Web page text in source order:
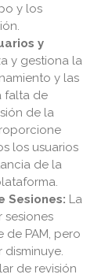
y los
y
y gestiona la
y las
falta de
de la
los usuarios
de la
Sesiones: La
de PAM, pero
disminuye.
de revisión